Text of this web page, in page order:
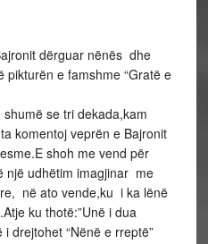
dërguar nënës dhe
pikturën e famshme “Gratë e
se tri dekada,kam
komentoj veprën e Bajronit
shoh me vend për
një udhëtim imagjinar me
në ato vende,ku i ka lënë
ku thotë:”Unë i dua
drejtohet “Nënë e rreptë”